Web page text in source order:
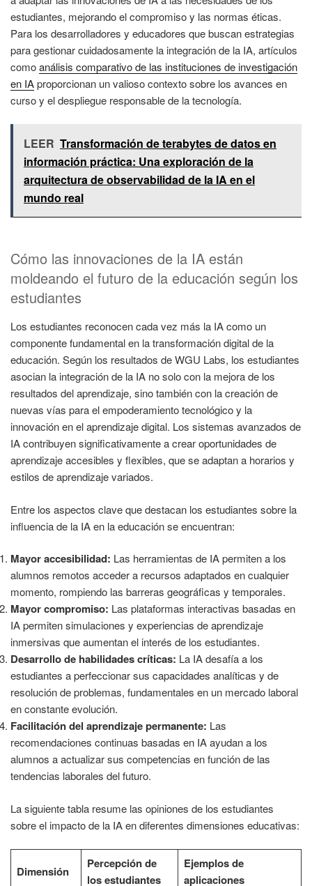
estudiantes, mejorando el compromiso y las normas éticas.
Para los desarrolladores y educadores que buscan estrategias
para gestionar cuidadosamente la integración de la IA, artículos
comoanálisis comparativo de las instituciones de investigación
en IAproporcionan un valioso contexto sobre los avances en
curso y el despliegue responsable de la tecnología.
LEER Transformación de terabytes de datos en
información práctica: Una exploración de la
arquitectura de observabilidad de la IA en el
mundo real
Cómo las innovaciones de la IA están
moldeando el futuro de la educación según los
estudiantes
Los estudiantes reconocen cada vez más la IA como un
componente fundamental en la transformación digital de la
educación. Según los resultados de WGU Labs, los estudiantes
asocian la integración de la IA no solo con la mejora de los
resultados del aprendizaje, sino también con la creación de
nuevas vías para el empoderamiento tecnológico y la
innovación en el aprendizaje digital. Los sistemas avanzados de
IA contribuyen significativamente a crear oportunidades de
aprendizaje accesibles y flexibles, que se adaptan a horarios y
estilos de aprendizaje variados.
Entre los aspectos clave que destacan los estudiantes sobre la
influencia de la IA en la educación se encuentran:
Mayor accesibilidad: Las herramientas de IA permiten a los
alumnos remotos acceder a recursos adaptados en cualquier
momento, rompiendo las barreras geográficas y temporales.
Mayor compromiso: Las plataformas interactivas basadas en
IA permiten simulaciones y experiencias de aprendizaje
inmersivas que aumentan el interés de los estudiantes.
Desarrollo de habilidades críticas: La IA desafía a los
estudiantes a perfeccionar sus capacidades analíticas y de
resolución de problemas, fundamentales en un mercado laboral
en constante evolución.
Facilitación del aprendizaje permanente: Las
recomendaciones continuas basadas en IA ayudan a los
alumnos a actualizar sus competencias en función de las
tendencias laborales del futuro.
La siguiente tabla resume las opiniones de los estudiantes
sobre el impacto de la IA en diferentes dimensiones educativas:
Dimensión
Percepción de
los estudiantes
Ejemplos de
aplicaciones